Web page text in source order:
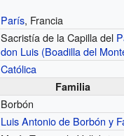
París, Francia
Sacristía de la Capilla del
don Luis (Boadilla del
Católica
Familia
Borbón
Luis Antonio de Borbón y